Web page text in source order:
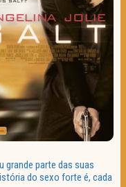
grande parte das suas
do sexo forte é, cada